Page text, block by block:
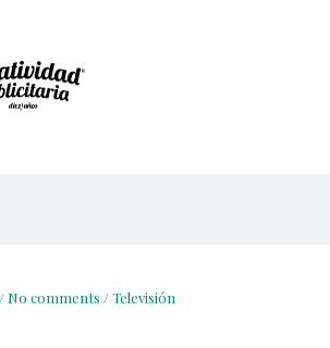
No comments /Televisión